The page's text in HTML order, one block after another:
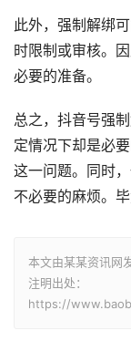
此外，强制解绑
时限制或审核。
必要的准备。
总之，抖音号强
定情况下却是必
这一问题。同时
不必要的麻烦。
本文由某某资讯网
注明出处：
https://